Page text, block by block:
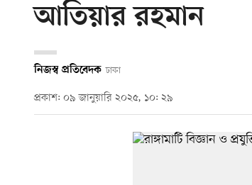
আতিয়ার রহমান
নিজস্ব প্রতিবেদক ঢাকা
প্রকাশ: ০৯ জানুয়ারি ২০২৫, ১০: ২৯